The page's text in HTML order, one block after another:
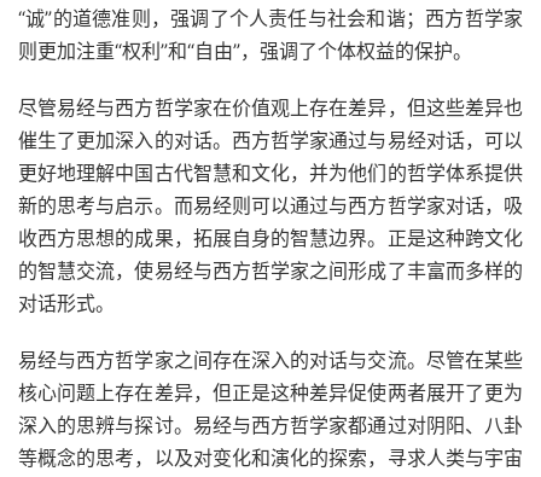
“诚”的道德准则，强调了个人责任与社会和谐；西方哲学家
则更加注重“权利”和“自由”，强调了个体权益的保护。
尽管易经与西方哲学家在价值观上存在差异，但这些差异也
催生了更加深入的对话。西方哲学家通过与易经对话，可以
更好地理解中国古代智慧和文化，并为他们的哲学体系提供
新的思考与启示。而易经则可以通过与西方哲学家对话，吸
收西方思想的成果，拓展自身的智慧边界。正是这种跨文化
的智慧交流，使易经与西方哲学家之间形成了丰富而多样的
对话形式。
易经与西方哲学家之间存在深入的对话与交流。尽管在某些
核心问题上存在差异，但正是这种差异促使两者展开了更为
深入的思辨与探讨。易经与西方哲学家都通过对阴阳、八卦
等概念的思考，以及对变化和演化的探索，寻求人类与宇宙